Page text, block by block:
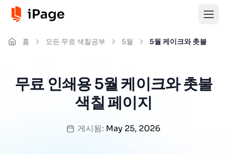
홈 모든 무료 색칠공부 5월 5월 케이크와 촛불
무료 인쇄용 5월 케이크와 촛불
색칠 페이지
게시됨: May 25, 2026